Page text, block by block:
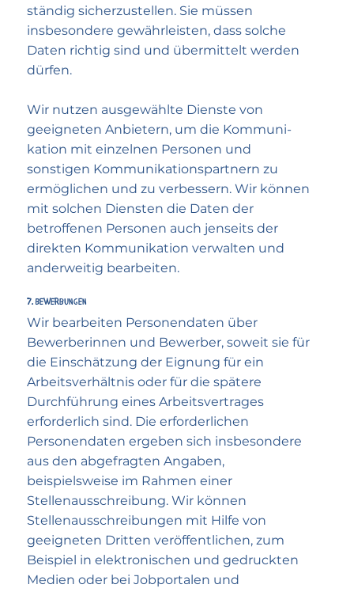
ständig sicherzustellen. Sie müssen
insbesondere gewähr­leisten, dass solche
Daten richtig sind und über­mittelt werden
dürfen.
Wir nutzen ausgewählte Dienste von
geeigneten Anbietern, um die Kommuni­
kation mit einzelnen Personen und
sonstigen Kommunikations­partnern zu
ermöglichen und zu verbessern. Wir können
mit solchen Diensten die Daten der
betroffenen Personen auch jenseits der
direkten Kommuni­kation verwalten und
anderweitig bearbeiten.
7. Bewerbungen
Wir bearbeiten Personendaten über
Bewerberinnen und Bewerber, soweit sie für
die Einschätzung der Eignung für ein
Arbeitsverhältnis oder für die spätere
Durchführung eines Arbeitsvertrages
erforderlich sind. Die erforderlichen
Personendaten ergeben sich insbesondere
aus den abgefragten Angaben,
beispielsweise im Rahmen einer
Stellenausschreibung. Wir können
Stellenausschreibungen mit Hilfe von
geeigneten Dritten veröffentlichen, zum
Beispiel in elektronischen und gedruckten
Medien oder bei Jobportalen und